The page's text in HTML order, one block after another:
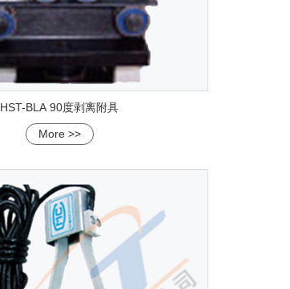
HST-BLA 90度剥离附具
More >>